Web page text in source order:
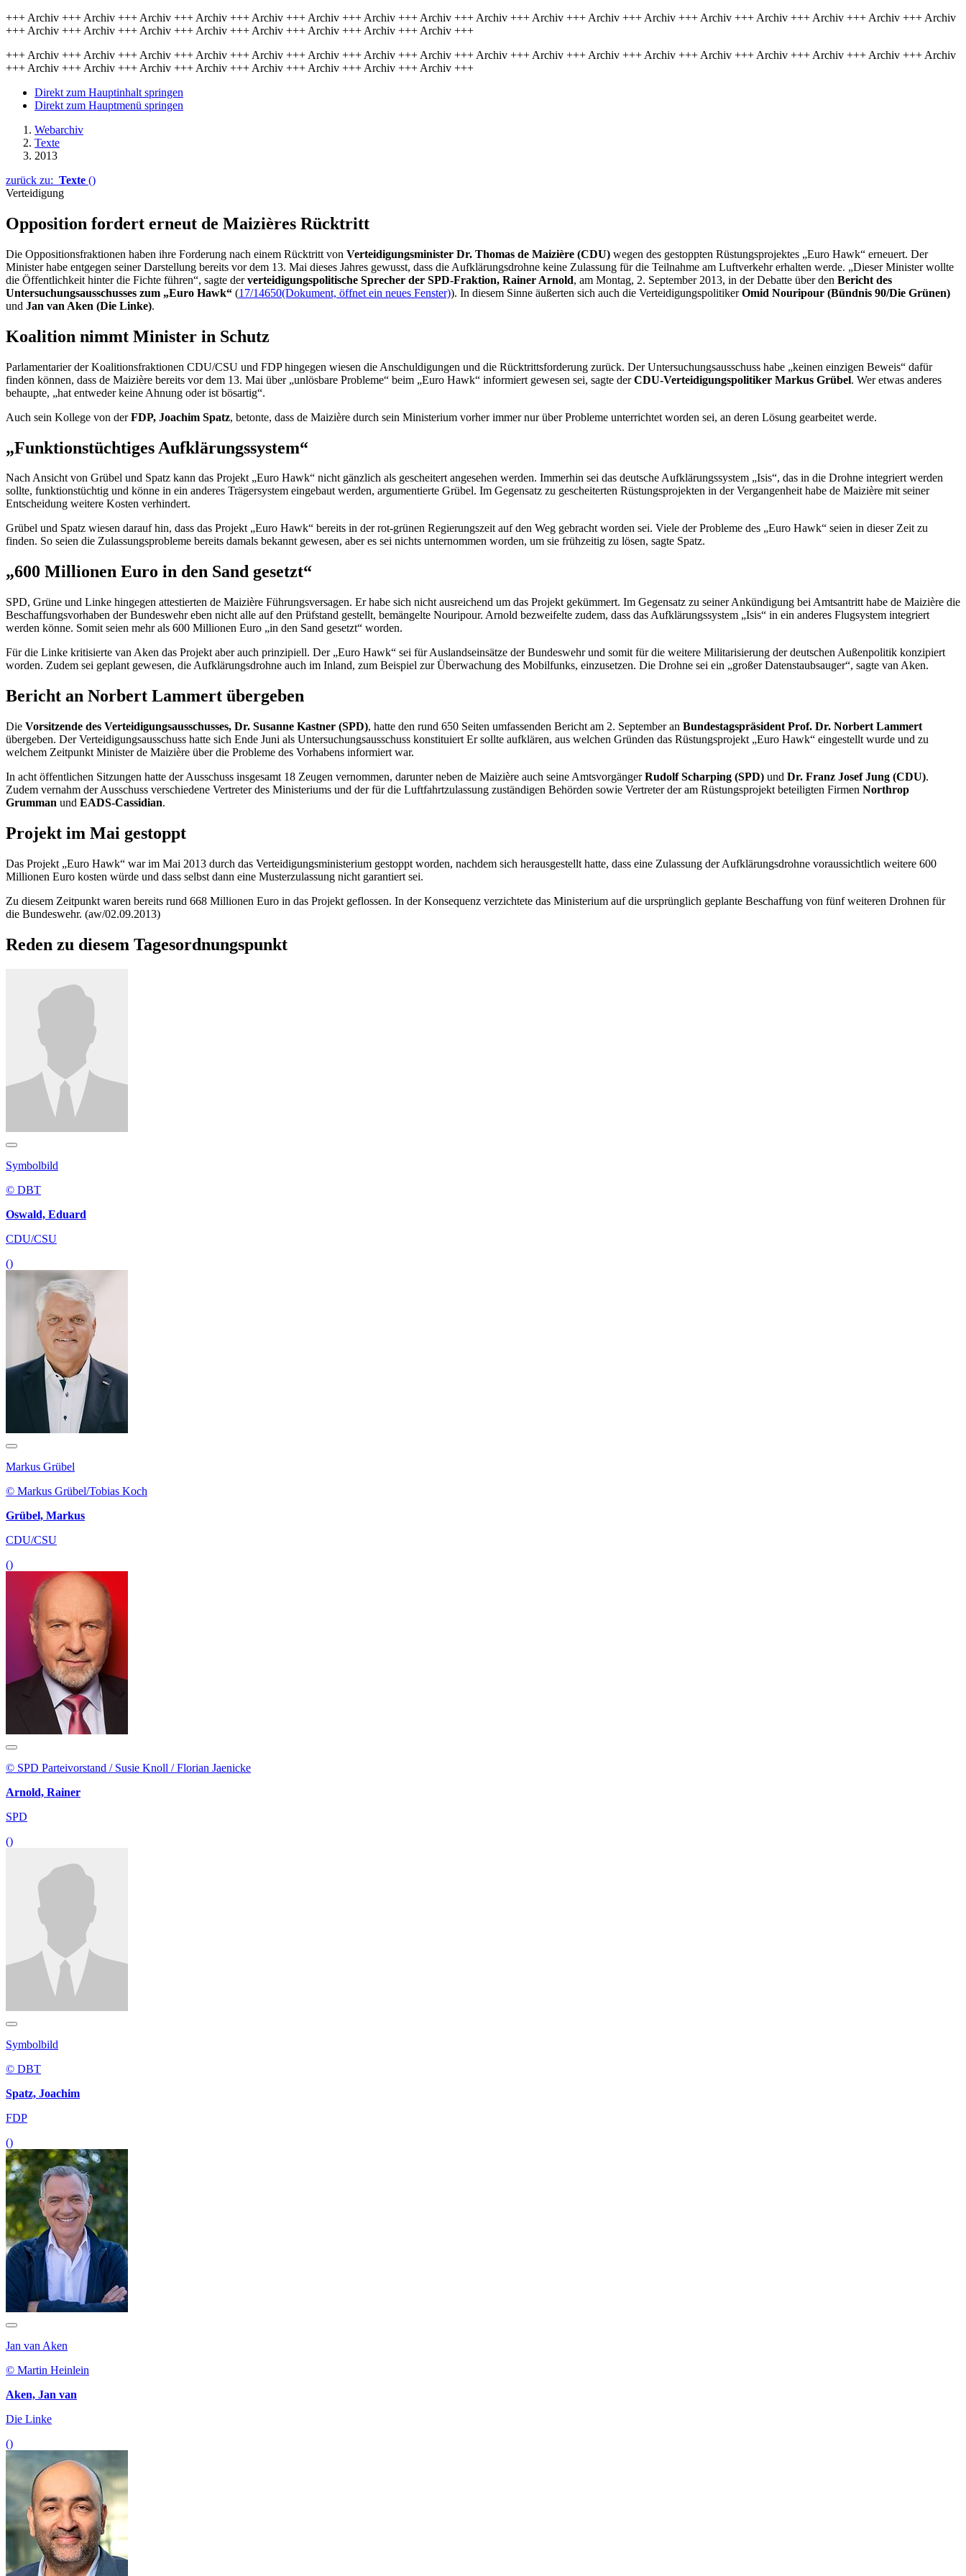
+++ Archiv +++ Archiv +++ Archiv +++ Archiv +++ Archiv +++ Archiv +++ Archiv +++ Archiv +++ Archiv +++ Archiv +++ Archiv +++ Archiv +++ Archiv +++ Archiv +++ Archiv +++ Archiv +++ Archiv
+++ Archiv +++ Archiv +++ Archiv +++ Archiv +++ Archiv +++ Archiv +++ Archiv +++ Archiv +++
+++ Archiv +++ Archiv +++ Archiv +++ Archiv +++ Archiv +++ Archiv +++ Archiv +++ Archiv +++ Archiv +++ Archiv +++ Archiv +++ Archiv +++ Archiv +++ Archiv +++ Archiv +++ Archiv +++ Archiv
+++ Archiv +++ Archiv +++ Archiv +++ Archiv +++ Archiv +++ Archiv +++ Archiv +++ Archiv +++
Direkt zum Hauptinhalt springen
Direkt zum Hauptmenü springen
Webarchiv
Texte
2013
zurück zu: Texte ()
Verteidigung
Opposition fordert erneut de Maizières Rücktritt
Die Oppositionsfraktionen haben ihre Forderung nach einem Rücktritt von Verteidigungsminister Dr. Thomas de Maizière (CDU) wegen des gestoppten Rüstungsprojektes „Euro Hawk“ erneuert. Der
Minister habe entgegen seiner Darstellung bereits vor dem 13. Mai dieses Jahres gewusst, dass die Aufklärungsdrohne keine Zulassung für die Teilnahme am Luftverkehr erhalten werde. „Dieser Minister wollte
die Öffentlichkeit hinter die Fichte führen“, sagte derverteidigungspolitische Sprecher der SPD-Fraktion, Rainer Arnold, am Montag, 2. September 2013, in der Debatte über den Bericht des
Untersuchungsausschusses zum „Euro Hawk“ (17/14650(Dokument, öffnet ein neues Fenster)). In diesem Sinne äußerten sich auch die VerteidigungspolitikerOmid Nouripour (Bündnis 90/Die Grünen)
und Jan van Aken (Die Linke).
Koalition nimmt Minister in Schutz
Parlamentarier der Koalitionsfraktionen CDU/CSU und FDP hingegen wiesen die Anschuldigungen und die Rücktrittsforderung zurück. Der Untersuchungsausschuss habe „keinen einzigen Beweis“ dafür
finden können, dass de Maizière bereits vor dem 13. Mai über „unlösbare Probleme“ beim „Euro Hawk“ informiert gewesen sei, sagte derCDU-Verteidigungspolitiker Markus Grübel. Wer etwas anderes
behaupte, „hat entweder keine Ahnung oder ist bösartig“.
Auch sein Kollege von derFDP, Joachim Spatz, betonte, dass de Maizière durch sein Ministerium vorher immer nur über Probleme unterrichtet worden sei, an deren Lösung gearbeitet werde.
„Funktionstüchtiges Aufklärungssystem“
Nach Ansicht von Grübel und Spatz kann das Projekt „Euro Hawk“ nicht gänzlich als gescheitert angesehen werden. Immerhin sei das deutsche Aufklärungssystem „Isis“, das in die Drohne integriert werden
sollte, funktionstüchtig und könne in ein anderes Trägersystem eingebaut werden, argumentierte Grübel. Im Gegensatz zu gescheiterten Rüstungsprojekten in der Vergangenheit habe de Maizière mit seiner
Entscheidung weitere Kosten verhindert.
Grübel und Spatz wiesen darauf hin, dass das Projekt „Euro Hawk“ bereits in der rot-grünen Regierungszeit auf den Weg gebracht worden sei. Viele der Probleme des „Euro Hawk“ seien in dieser Zeit zu
finden. So seien die Zulassungsprobleme bereits damals bekannt gewesen, aber es sei nichts unternommen worden, um sie frühzeitig zu lösen, sagte Spatz.
„600 Millionen Euro in den Sand gesetzt“
SPD, Grüne und Linke hingegen attestierten de Maizière Führungsversagen. Er habe sich nicht ausreichend um das Projekt gekümmert. Im Gegensatz zu seiner Ankündigung bei Amtsantritt habe de Maizière die
Beschaffungsvorhaben der Bundeswehr eben nicht alle auf den Prüfstand gestellt, bemängelte Nouripour. Arnold bezweifelte zudem, dass das Aufklärungssystem „Isis“ in ein anderes Flugsystem integriert
werden könne. Somit seien mehr als 600 Millionen Euro „in den Sand gesetzt“ worden.
Für die Linke kritisierte van Aken das Projekt aber auch prinzipiell. Der „Euro Hawk“ sei für Auslandseinsätze der Bundeswehr und somit für die weitere Militarisierung der deutschen Außenpolitik konzipiert
worden. Zudem sei geplant gewesen, die Aufklärungsdrohne auch im Inland, zum Beispiel zur Überwachung des Mobilfunks, einzusetzen. Die Drohne sei ein „großer Datenstaubsauger“, sagte van Aken.
Bericht an Norbert Lammert übergeben
Die Vorsitzende des Verteidigungsausschusses, Dr. Susanne Kastner (SPD), hatte den rund 650 Seiten umfassenden Bericht am 2. September an Bundestagspräsident Prof. Dr. Norbert Lammert
übergeben. Der Verteidigungsausschuss hatte sich Ende Juni als Untersuchungsausschuss konstituiert Er sollte aufklären, aus welchen Gründen das Rüstungsprojekt „Euro Hawk“ eingestellt wurde und zu
welchem Zeitpunkt Ministerde Maizière über die Probleme des Vorhabens informiert war.
In acht öffentlichen Sitzungen hatte der Ausschuss insgesamt 18 Zeugen vernommen, darunter neben de Maizière auch seine AmtsvorgängerRudolf Scharping (SPD) und Dr. Franz Josef Jung (CDU).
Zudem vernahm der Ausschuss verschiedene Vertreter des Ministeriums und der für die Luftfahrtzulassung zuständigen Behörden sowie Vertreter der am Rüstungsprojekt beteiligten Firmen Northrop
Grumman und EADS-Cassidian.
Projekt im Mai gestoppt
Das Projekt „Euro Hawk“ war im Mai 2013 durch das Verteidigungsministerium gestoppt worden, nachdem sich herausgestellt hatte, dass eine Zulassung der Aufklärungsdrohne voraussichtlich weitere 600
Millionen Euro kosten würde und dass selbst dann eine Musterzulassung nicht garantiert sei.
Zu diesem Zeitpunkt waren bereits rund 668 Millionen Euro in das Projekt geflossen. In der Konsequenz verzichtete das Ministerium auf die ursprünglich geplante Beschaffung von fünf weiteren Drohnen für
die Bundeswehr. (aw/02.09.2013)
Reden zu diesem Tagesordnungspunkt
Symbolbild
© DBT
Oswald, Eduard
CDU/CSU
()
Markus Grübel
© Markus Grübel/Tobias Koch
Grübel, Markus
CDU/CSU
()
© SPD Parteivorstand / Susie Knoll / Florian Jaenicke
Arnold, Rainer
SPD
()
Symbolbild
© DBT
Spatz, Joachim
FDP
()
Jan van Aken
© Martin Heinlein
Aken, Jan van
Die Linke
()